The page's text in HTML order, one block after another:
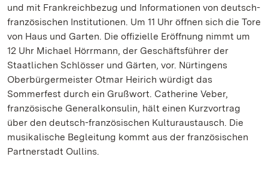
und mit Frankreichbezug und Informationen von deutsch-
französischen Institutionen. Um 11 Uhr öffnen sich die Tore
von Haus und Garten. Die offizielle Eröffnung nimmt um
12 Uhr Michael Hörrmann, der Geschäftsführer der
Staatlichen Schlösser und Gärten, vor. Nürtingens
Oberbürgermeister Otmar Heirich würdigt das
Sommerfest durch ein Grußwort. Catherine Veber,
französische Generalkonsulin, hält einen Kurzvortrag
über den deutsch-französischen Kulturaustausch. Die
musikalische Begleitung kommt aus der französischen
Partnerstadt Oullins.